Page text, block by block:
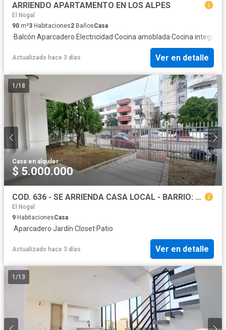
ARRIENDO APARTAMENTO EN LOS ALPES
El Nogal
90 m²3 Habitaciones2 BañosCasa
·Balcón·Aparcadero·Electricidad·Cocina amoblada·Cocina integral
Actualizado hace 3 días Ver en detalle
1 /18
Casa·en alquiler
$ 5.000.000
COD. 636 - SE ARRIENDA CASA LOCAL - BARRIO: LA FORD
El Nogal
9 HabitacionesCasa
·Aparcadero·Jardín·Closet·Patio
Actualizado hace 3 días Ver en detalle
1 /13